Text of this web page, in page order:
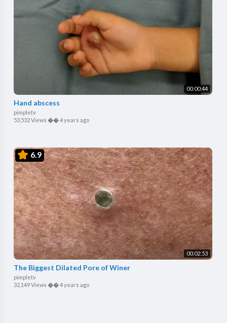
00:00:44
Hand abscess
pimpletv
53,532 Views ��4 years ago
6.9
00:02:53
The Biggest Dilated Pore of Winer
pimpletv
32,149 Views ��4 years ago